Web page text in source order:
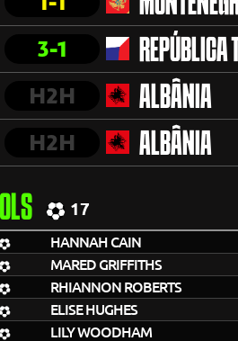
3-1 REPÚBLICA
H2H ALBÂNIA
H2H ALBÂNIA
17
HANNAH CAIN
MARED GRIFFITHS
RHIANNON ROBERTS
ELISE HUGHES
LILY WOODHAM